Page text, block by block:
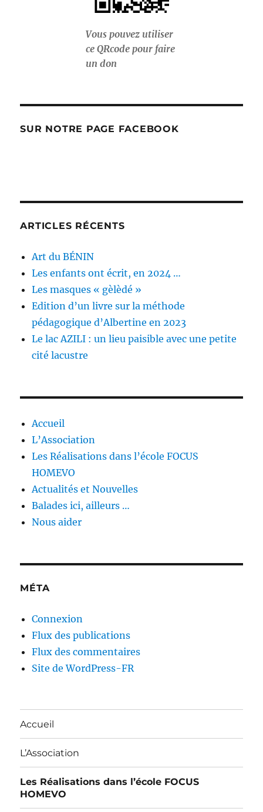
Vous pouvez utiliser
ce QRcode pour faire
un don
SUR NOTRE PAGE FACEBOOK
ARTICLES RÉCENTS
Art du BÉNIN
Les enfants ont écrit, en 2024 …
Les masques « gèlèdé »
Edition d’un livre sur la méthode
pédagogique d’Albertine en 2023
Le lac AZILI : un lieu paisible avec une petite
cité lacustre
Accueil
L’Association
Les Réalisations dans l’école FOCUS
HOMEVO
Actualités et Nouvelles
Balades ici, ailleurs …
Nous aider
MÉTA
Connexion
Flux des publications
Flux des commentaires
Site de WordPress-FR
Accueil
L’Association
Les Réalisations dans l’école FOCUS
HOMEVO